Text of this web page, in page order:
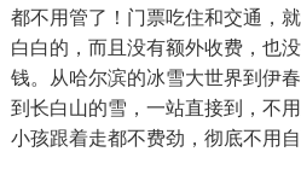
都不用管了！门票吃住和交通，
白白的，而且没有额外收费，也
钱。从哈尔滨的冰雪大世界到伊
到长白山的雪，一站直接到，不
小孩跟着走都不费劲，彻底不用